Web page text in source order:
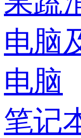
电脑
电脑
笔记